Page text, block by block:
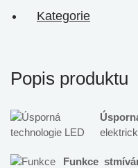
Kategorie
Popis produktu
Funkce